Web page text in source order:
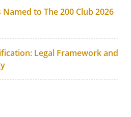
to The 200 Club 2026
Legal Framework and